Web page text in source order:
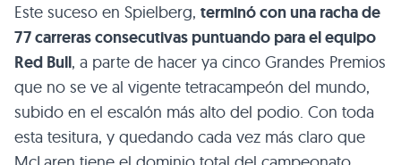
Este suceso en Spielberg, terminó con una racha de
77 carreras consecutivas puntuando para el equipo
Red Bull, a parte de hacer ya cinco Grandes Premios
que no se ve al vigente tetracampeón del mundo,
subido en el escalón más alto del podio. Con toda
esta tesitura, y quedando cada vez más claro que